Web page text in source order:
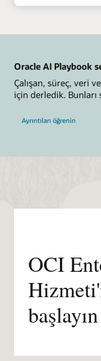
Oracle AI Playbook
Çalışan, süreç, veri
için derledik.
Ayrıntıları öğrenin
OCI
başlayın